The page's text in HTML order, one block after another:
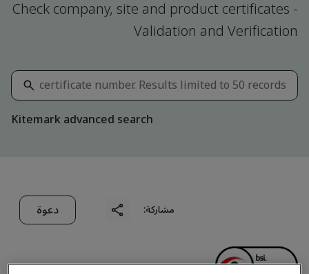
Check company, site and product certificates -
Validation and Verification
Kitemark advanced search
مشاركة: دعوة